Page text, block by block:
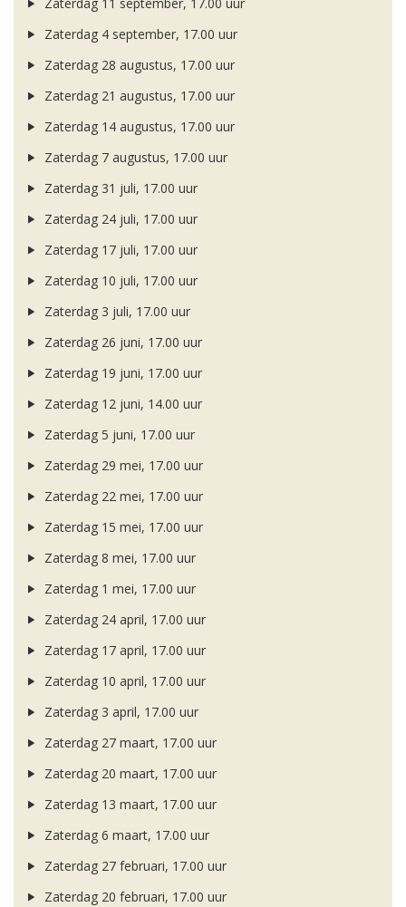
Zaterdag 11 september, 17.00 uur
Zaterdag 4 september, 17.00 uur
Zaterdag 28 augustus, 17.00 uur
Zaterdag 21 augustus, 17.00 uur
Zaterdag 14 augustus, 17.00 uur
Zaterdag 7 augustus, 17.00 uur
Zaterdag 31 juli, 17.00 uur
Zaterdag 24 juli, 17.00 uur
Zaterdag 17 juli, 17.00 uur
Zaterdag 10 juli, 17.00 uur
Zaterdag 3 juli, 17.00 uur
Zaterdag 26 juni, 17.00 uur
Zaterdag 19 juni, 17.00 uur
Zaterdag 12 juni, 14.00 uur
Zaterdag 5 juni, 17.00 uur
Zaterdag 29 mei, 17.00 uur
Zaterdag 22 mei, 17.00 uur
Zaterdag 15 mei, 17.00 uur
Zaterdag 8 mei, 17.00 uur
Zaterdag 1 mei, 17.00 uur
Zaterdag 24 april, 17.00 uur
Zaterdag 17 april, 17.00 uur
Zaterdag 10 april, 17.00 uur
Zaterdag 3 april, 17.00 uur
Zaterdag 27 maart, 17.00 uur
Zaterdag 20 maart, 17.00 uur
Zaterdag 13 maart, 17.00 uur
Zaterdag 6 maart, 17.00 uur
Zaterdag 27 februari, 17.00 uur
Zaterdag 20 februari, 17.00 uur